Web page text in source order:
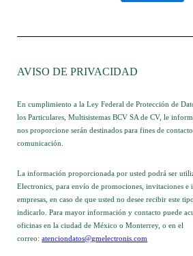
AVISO DE PRIVACIDAD
En cumplimiento a la Ley Federal de Protección de
los Particulares, Multisistemas BCV SA de CV, le
nos proporcione serán destinados para fines de
comunicación.
La información proporcionada por usted podrá ser
Electronics, para envío de promociones, invitaciones e
empresas, en caso de que usted no desee recibir este
indicarlo. Para mayor información y contacto puede
oficinas en la ciudad de México o Monterrey, o en el
correo:atenciondatos@gmelectronis.com